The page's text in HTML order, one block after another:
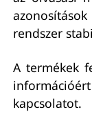
rendszer
A termékek
kapcsolatot.